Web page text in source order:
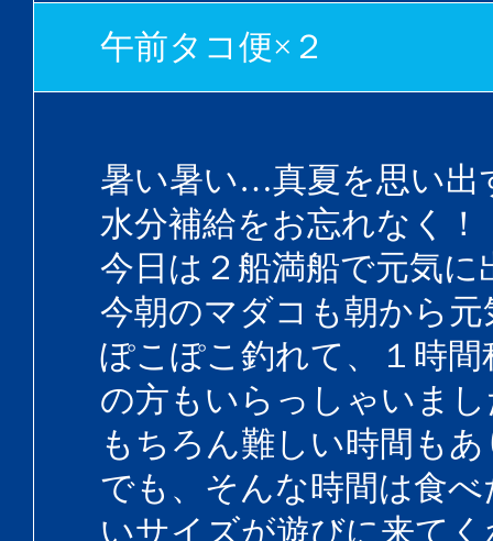
午前タコ便×２
暑い暑い…真夏を思い
水分補給をお忘れなく！
今日は２船満船で元気に
今朝のマダコも朝から元
ぽこぽこ釣れて、１時
の方もいらっしゃいま
もちろん難しい時間も
でも、そんな時間は食
いサイズが遊びに来て